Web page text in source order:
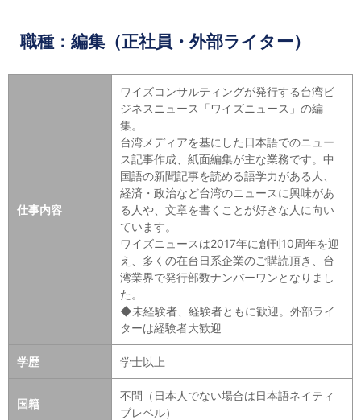
職種：編集（正社員・外部ライター）
仕事内容
ワイズコンサルティングが発行する台湾ビ
ジネスニュース「ワイズニュース」の編
集。
台湾メディアを基にした日本語でのニュー
ス記事作成、紙面編集が主な業務です。中
国語の新聞記事を読める語学力がある人、
経済・政治など台湾のニュースに興味があ
る人や、文章を書くことが好きな人に向い
ています。
ワイズニュースは2017年に創刊10周年を迎
え、多くの在台日系企業のご購読頂き、台
湾業界で発行部数ナンバーワンとなりまし
た。
◆未経験者、経験者ともに歓迎。外部ライ
ターは経験者大歓迎
学歴 学士以上
国籍
不問（日本人でない場合は日本語ネイティ
ブレベル）